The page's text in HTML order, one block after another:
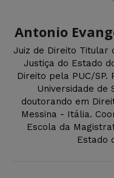
Antonio
Juiz de Direito Titular
Justiça do Estado
Direito pela PUC/
Universidade de
doutorando em
Messina - Itália.
Escola da
Estado